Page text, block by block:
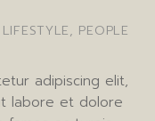
LIFESTYLE, PEOPLE
adipiscing elit,
labore et dolore